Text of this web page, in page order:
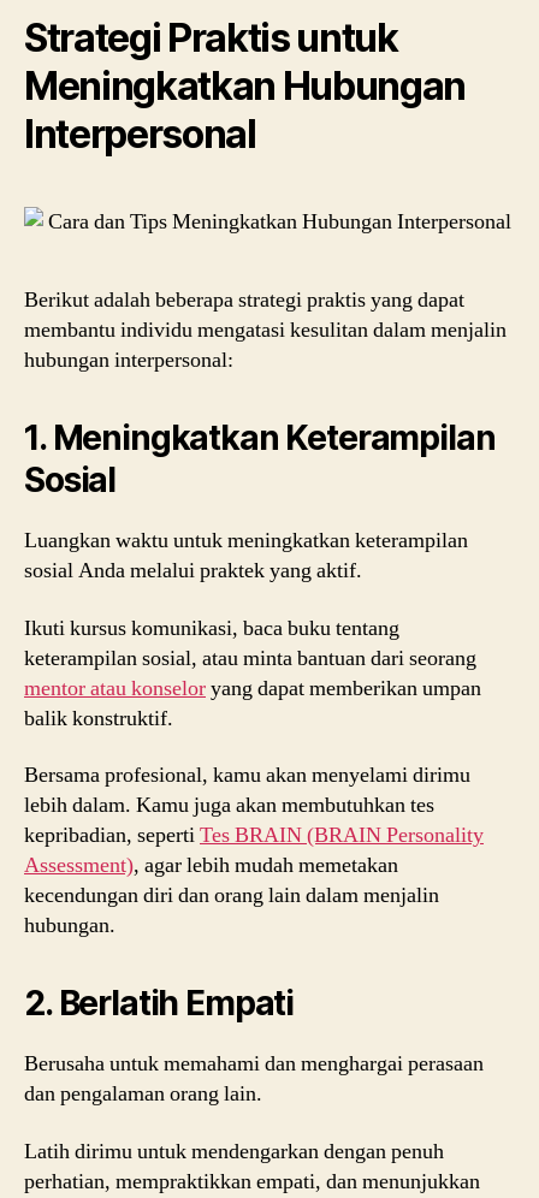
Strategi Praktis untuk
Meningkatkan Hubungan
Interpersonal
Berikut adalah beberapa strategi praktis yang dapat
membantu individu mengatasi kesulitan dalam menjalin
hubungan interpersonal:
1. Meningkatkan Keterampilan
Sosial
Luangkan waktu untuk meningkatkan keterampilan
sosial Anda melalui praktek yang aktif.
Ikuti kursus komunikasi, baca buku tentang
keterampilan sosial, atau minta bantuan dari seorang
mentor atau konseloryang dapat memberikan umpan
balik konstruktif.
Bersama profesional, kamu akan menyelami dirimu
lebih dalam. Kamu juga akan membutuhkan tes
kepribadian, sepertiTes BRAIN (BRAIN Personality
Assessment), agar lebih mudah memetakan
kecendungan diri dan orang lain dalam menjalin
hubungan.
2. Berlatih Empati
Berusaha untuk memahami dan menghargai perasaan
dan pengalaman orang lain.
Latih dirimu untuk mendengarkan dengan penuh
perhatian, mempraktikkan empati, dan menunjukkan